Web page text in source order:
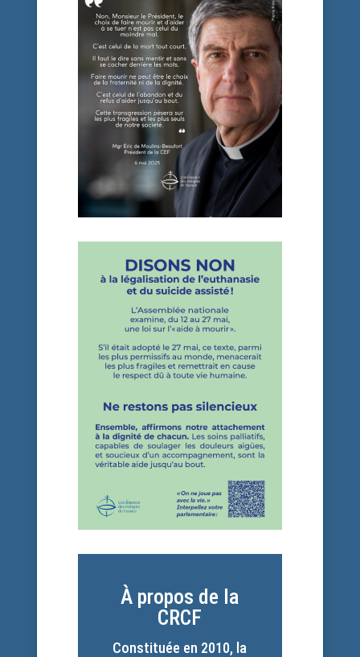
À propos de la
CRCF
Constituée en 2010, la